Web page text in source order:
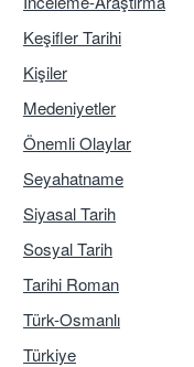
Keşifler Tarihi
Kişiler
Medeniyetler
Önemli Olaylar
Seyahatname
Siyasal Tarih
Sosyal Tarih
Tarihi Roman
Türk-Osmanlı
Türkiye